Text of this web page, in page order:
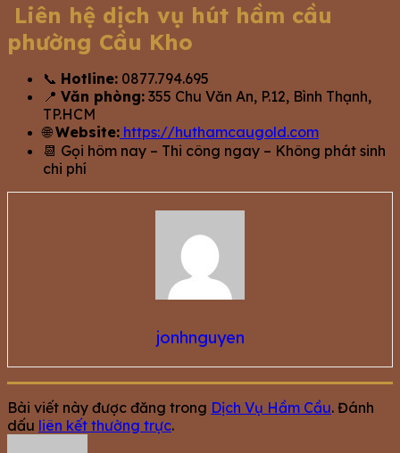
Liên hệ dịch vụ hút hầm cầu
phường Cầu Kho
📞 Hotline: 0877.794.695
📍 Văn phòng: 355 Chu Văn An, P.12, Bình Thạnh,
TP.HCM
🌐Website: https://huthamcaugold.com
📆 Gọi hôm nay – Thi công ngay – Không phát sinh
chi phí
jonhnguyen
Bài viết này được đăng trong Dịch Vụ Hầm Cầu. Đánh
dấu liên kết thường trực.